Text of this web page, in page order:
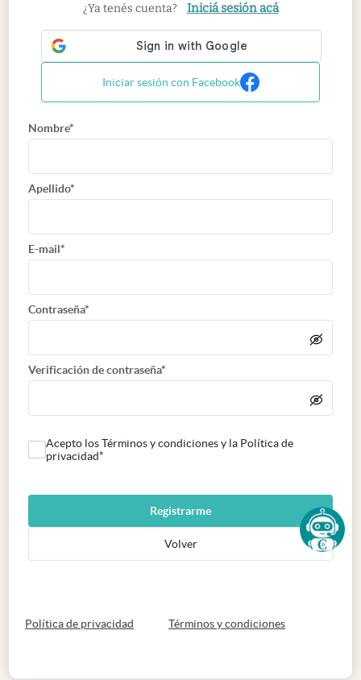
¿Ya tenés cuenta? Iniciá sesión acá
Iniciar sesión con Facebook
Nombre*
Apellido*
E-mail*
Contraseña*
Verificación de contraseña*
Acepto los Términos y condiciones y la Política de
privacidad*
Registrarme
Volver
Política de privacidad abre en nueva pestaña
Términos y condicionesabre en nueva